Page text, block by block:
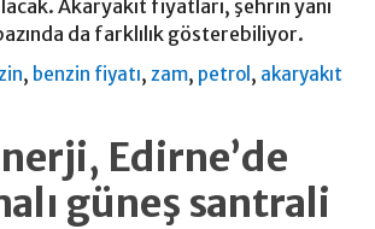
Akaryakıt fiyatları, şehrin yanı
da farklılık gösterebiliyor.
, benzin fiyatı, zam, petrol , akaryakıt
Edirne’de
güneş santrali